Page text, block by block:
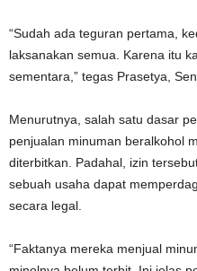
“Sudah ada teguran pertama,
laksanakan semua. Karena itu
sementara,” tegas Prasetya,
Menurutnya, salah satu dasar
penjualan minuman beralkohol
diterbitkan. Padahal, izin
sebuah usaha dapat
secara legal.
“Faktanya mereka menjual